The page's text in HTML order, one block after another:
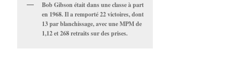
Bob Gibson était dans une classe à part
en 1968. Il a remporté 22 victoires, dont
13 par blanchissage, avec une MPM de
1,12 et 268 retraits sur des prises.